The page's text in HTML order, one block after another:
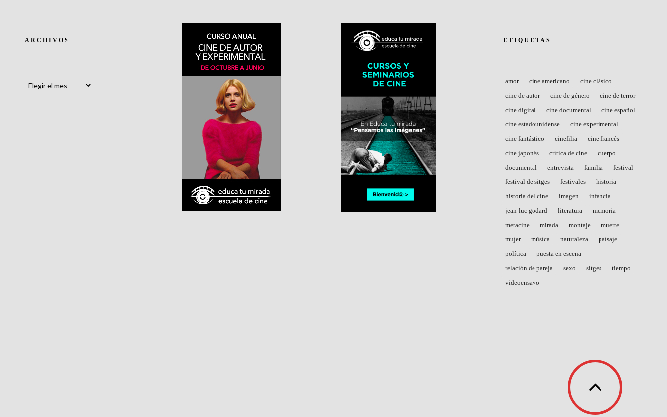
ARCHIVOS ETIQUETAS
amor cine americano
cine clásico
cine de autor
cine de género
cine de terror
cine digital
cine documental
cine español
cine estadounidense
cine experimental
cine fantástico
cinefilia
cine francés
cine japonés
crítica de cine
cuerpo
documental
entrevista familia
festival
festival de sitges
festivales
historia
historia del cine
imagen
infancia
jean-luc godard
literatura
memoria
metacine
mirada montaje
muerte
mujer
música naturaleza
paisaje
política
puesta en escena
relación de pareja
sexo sitges
tiempo
videoensayo